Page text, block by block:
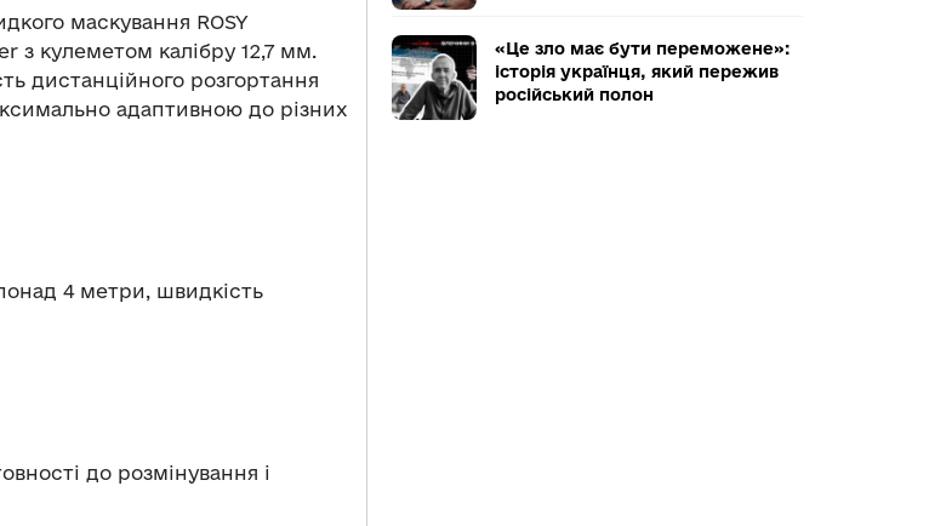
маскування ROSY
з кулеметом калібру 12,7 мм.
дистанційного розгортання
адаптивною до різних
4 метри, швидкість
до розмінування і
«Це зло має бути переможене»:
історія українця, який пережив
російський полон